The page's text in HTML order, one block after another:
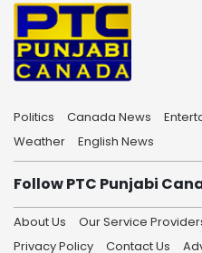
Politics Canada News
Weather
English News
Follow PTC Punjabi
About Us Our Service
Privacy Policy
Contact Us